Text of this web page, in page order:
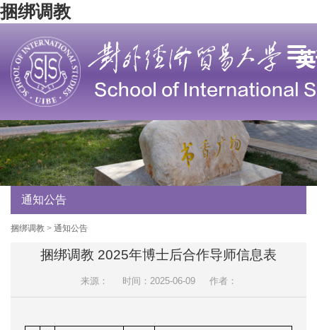
捆绑调教
通知公告
捆绑调教 > 通知公告
捆绑调教 2025年博士后合作导师信息表
来源： 时间：2025-06-09 作者：